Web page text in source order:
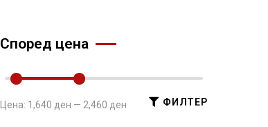
Според цена
ФИЛТЕР
Цена: 1,640 ден — 2,460 ден